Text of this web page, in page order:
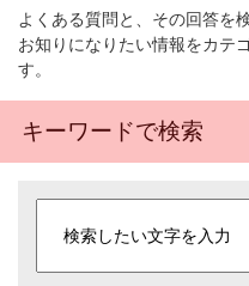
よくある質問と、その回答を
お知りになりたい情報をカテ
す。
キーワードで検索